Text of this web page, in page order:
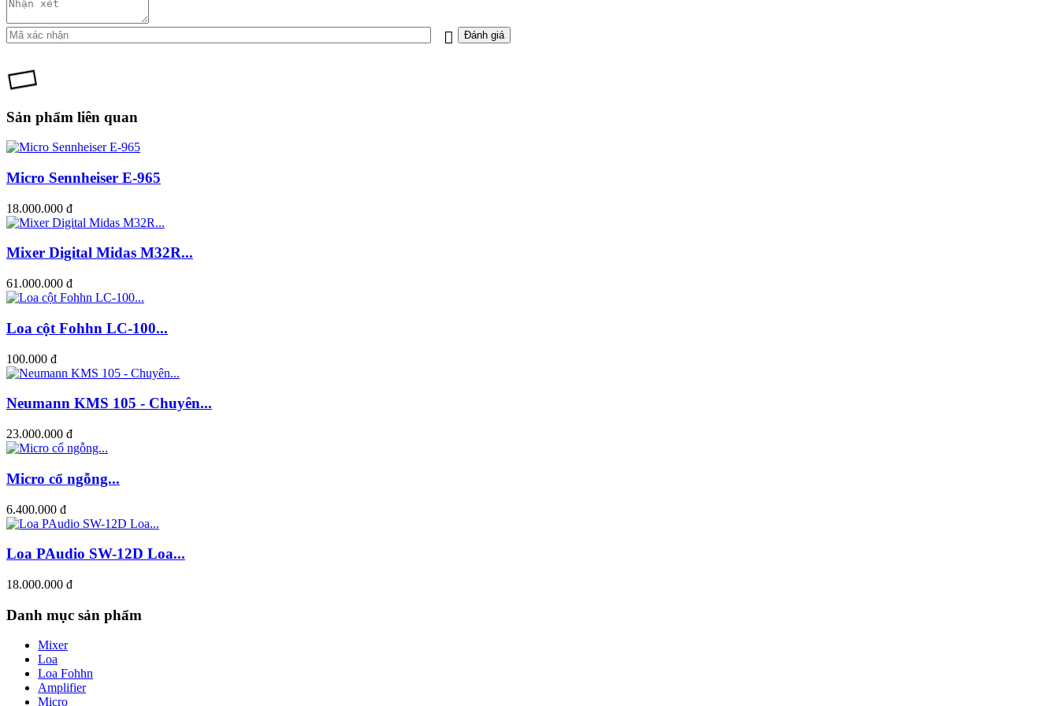
Sản phẩm liên quan
Micro Sennheiser E-965
18.000.000 đ
Mixer Digital Midas M32R...
61.000.000 đ
Loa cột Fohhn LC-100...
100.000 đ
Neumann KMS 105 - Chuyên...
23.000.000 đ
Micro cổ ngỗng...
6.400.000 đ
Loa PAudio SW-12D Loa...
18.000.000 đ
Danh mục sản phẩm
Mixer
Loa
Loa Fohhn
Amplifier
Micro